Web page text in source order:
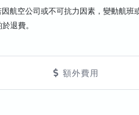
航空公司或不可抗力因素，變動航班
退費。
額外費用